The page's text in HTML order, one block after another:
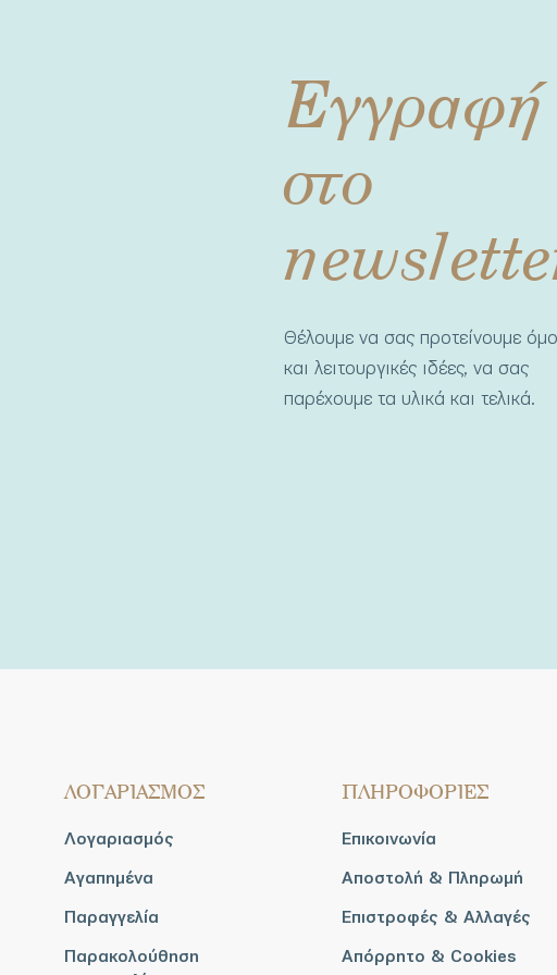
Εγγραφή
στο
Θέλουμε να σας προτείνουμε
και λειτουργικές ιδέες, να σας
παρέχουμε τα υλικά και τελικά.
ΛΟΓΑΡΙΑΣΜΟΣ
Λογαριασμός
Αγαπημένα
Παραγγελία
Παρακολούθηση
ΠΛΗΡΟΦΟΡΙΕΣ
Επικοινωνία
Αποστολή & Πληρωμή
Επιστροφές & Αλλαγές
Απόρρητο & Cookies